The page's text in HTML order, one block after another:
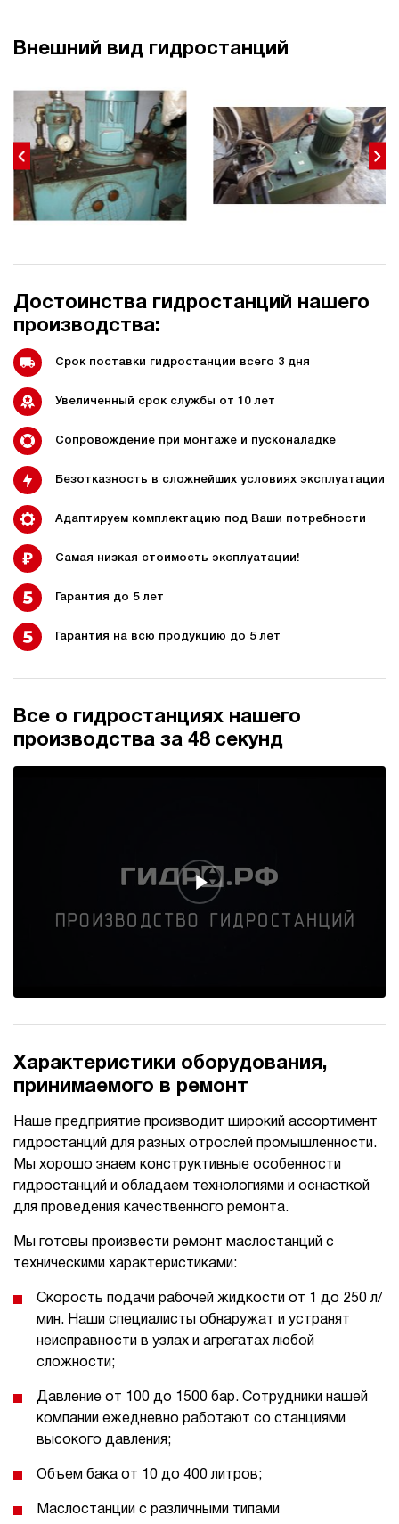
Внешний вид гидростанций
Достоинства гидростанций нашего
производства:
Срок поставки гидростанции всего 3 дня
Увеличенный срок службы от 10 лет
Сопровождение при монтаже и пусконаладке
Безотказность в сложнейших условиях эксплуатации
Адаптируем комплектацию под Ваши потребности
Самая низкая стоимость эксплуатации!
Гарантия до 5 лет
Гарантия на всю продукцию до 5 лет
Все о гидростанциях нашего
производства за 48 секунд
Характеристики оборудования,
принимаемого в ремонт
Наше предприятие производит широкий ассортимент
гидростанций для разных отрослей промышленности.
Мы хорошо знаем конструктивные особенности
гидростанций и обладаем технологиями и оснасткой
для проведения качественного ремонта.
Мы готовы произвести ремонт маслостанций с
техническими характеристиками:
Скорость подачи рабочей жидкости от 1 до 250 л/
мин. Наши специалисты обнаружат и устранят
неисправности в узлах и агрегатах любой
сложности;
Давление от 100 до 1500 бар. Сотрудники нашей
компании ежедневно работают со станциями
высокого давления;
Объем бака от 10 до 400 литров;
Маслостанции с различными типами